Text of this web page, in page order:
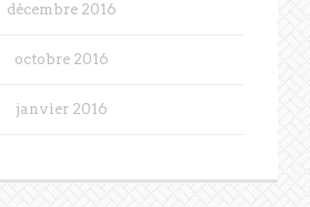
décembre 2016
octobre 2016
janvier 2016